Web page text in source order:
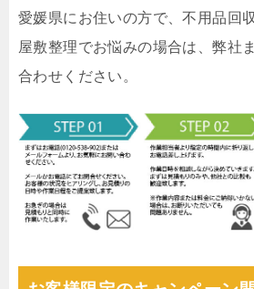
愛媛県にお住いの方で、不用品回
屋敷整理でお悩みの場合は、弊社
合わせください。